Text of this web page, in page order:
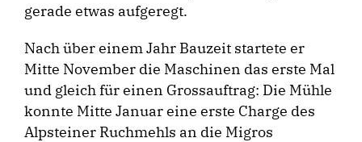
gerade etwas aufgeregt.
Nach über einem Jahr Bauzeit startete er
Mitte November die Maschinen das erste Mal
und gleich für einen Grossauftrag: Die Mühle
konnte Mitte Januar eine erste Charge des
Alpsteiner Ruchmehls an die Migros